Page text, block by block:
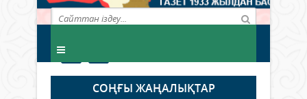
СОҢҒЫ ЖАҢАЛЫҚТАР